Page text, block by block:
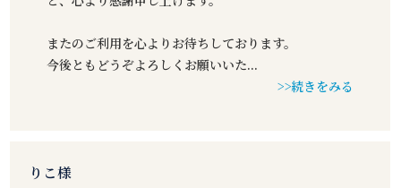
またのご利用を心よりお待ちしております。
今後ともどうぞよろしくお願いいた...
>>続きをみる
りこ様